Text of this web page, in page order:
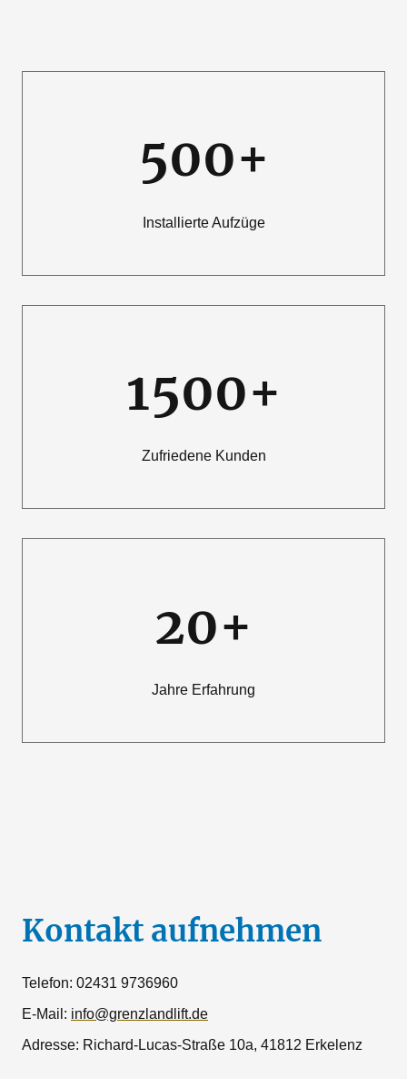
500+
Installierte Aufzüge
1500+
Zufriedene Kunden
20+
Jahre Erfahrung
Kontakt aufnehmen
Telefon: 02431 9736960
E-Mail: info@grenzlandlift.de
Adresse: Richard-Lucas-Straße 10a, 41812 Erkelenz